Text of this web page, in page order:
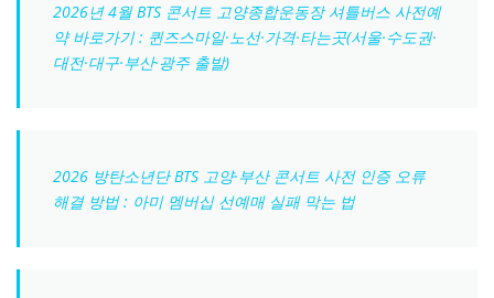
2026년 4월 BTS 콘서트 고양종합운동장 셔틀버스 사전예
약 바로가기 : 퀸즈스마일·노선·가격·타는곳(서울·수도권·
대전·대구·부산·광주 출발)
2026 방탄소년단 BTS 고양·부산 콘서트 사전 인증 오류
해결 방법 : 아미 멤버십 선예매 실패 막는 법